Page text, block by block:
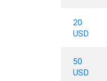
20
USD
50
USD